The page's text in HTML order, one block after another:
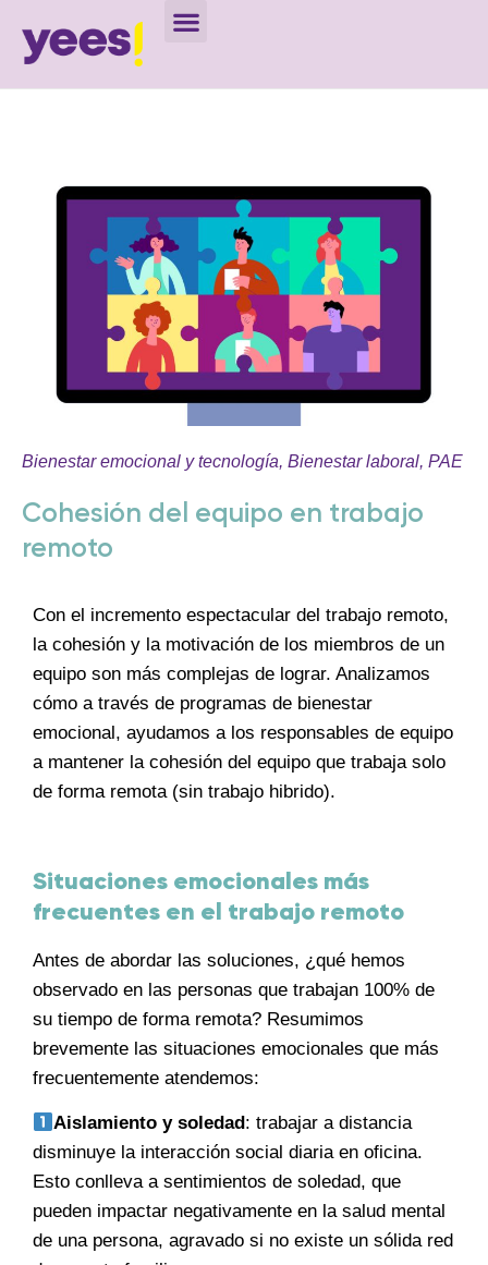
Bienestar emocional y tecnología, Bienestar laboral, PAE
Cohesión del equipo en trabajo
remoto
Con el incremento espectacular del trabajo remoto,
la cohesión y la motivación de los miembros de un
equipo son más complejas de lograr. Analizamos
cómo a través de programas de bienestar
emocional, ayudamos a los responsables de equipo
a mantener la cohesión del equipo que trabaja solo
de forma remota (sin trabajo hibrido).
Situaciones emocionales más
frecuentes en el trabajo remoto
Antes de abordar las soluciones, ¿qué hemos
observado en las personas que trabajan 100% de
su tiempo de forma remota? Resumimos
brevemente las situaciones emocionales que más
frecuentemente atendemos:
Aislamiento y soledad: trabajar a distancia
disminuye la interacción social diaria en oficina.
Esto conlleva a sentimientos de soledad, que
pueden impactar negativamente en la salud mental
de una persona, agravado si no existe un sólida red